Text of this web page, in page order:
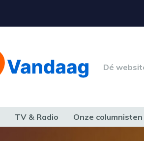
Dé
TV & Radio Onze columnisten